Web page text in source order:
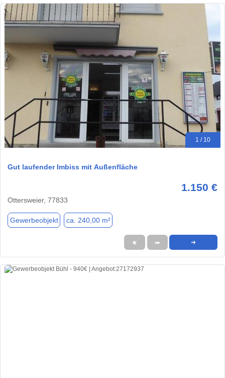
1 / 10
Gut laufender Imbiss mit Außenfläche
1.150 €
Ottersweier, 77833
Gewerbeobjekt ca. 240,00 m²
★ ➦ ➜